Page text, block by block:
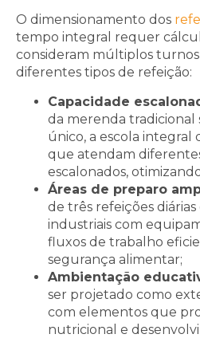
O dimensionamento dos
tempo integral requer
consideram múltiplos
diferentes tipos de refeição:
Capacidade
da merenda tradicional
único, a escola integral
que atendam
escalonados,
Áreas de preparo
de três refeições
industriais com
fluxos de trabalho
segurança alimentar;
Ambientação
ser projetado como
com elementos que
nutricional e